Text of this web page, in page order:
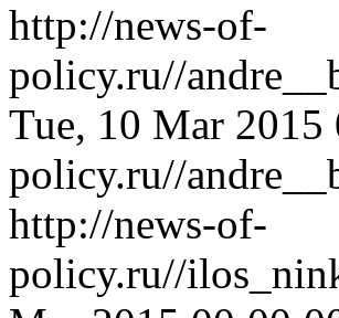
http://news-of-
policy.ru//
Tue, 10 Mar
policy.ru//
http://news-of-
policy.ru//